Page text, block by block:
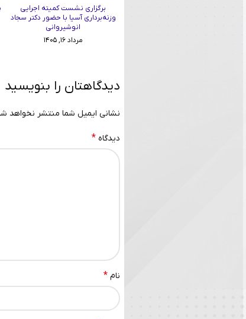
برگزاری نشست کمیته اجرایی
وزنه‌برداری آسیا با حضور دکتر سجاد
انوشیروانی
مرداد ۱۶, ۱۴۰۵
دیدگاهتان را بنویسید
نشانی ایمیل شما منتشر نخواهد
دیدگاه *
نام *